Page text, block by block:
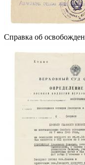
Справка об